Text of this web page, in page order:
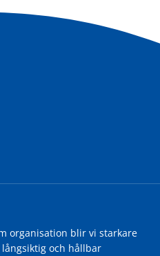
organisation blir vi starkare
och hållbar